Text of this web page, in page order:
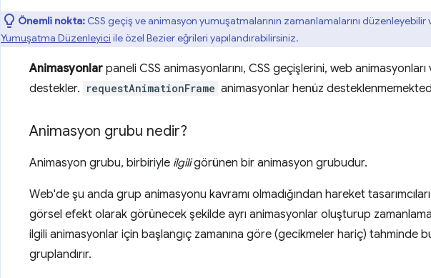
Önemli nokta: CSS geçiş ve animasyon yumuşatmalarının zamanlamalarını düzenleyebilir
Yumuşatma Düzenleyici ile özel Bezier eğrileri yapılandırabilirsiniz.
Animasyonlar paneli CSS animasyonlarını, CSS geçişlerini, web
destekler. requestAnimationFrame animasyonlar henüz
Animasyon grubu nedir?
Animasyon grubu, birbiriyle ilgiligörünen bir animasyon grubudur.
Web'de şu anda grup animasyonu kavramı olmadığından hareket
görsel efekt olarak görünecek şekilde ayrı animasyonlar oluşturup
ilgili animasyonlar için başlangıç zamanına göre (gecikmeler hariç) tahminde
gruplandırır.